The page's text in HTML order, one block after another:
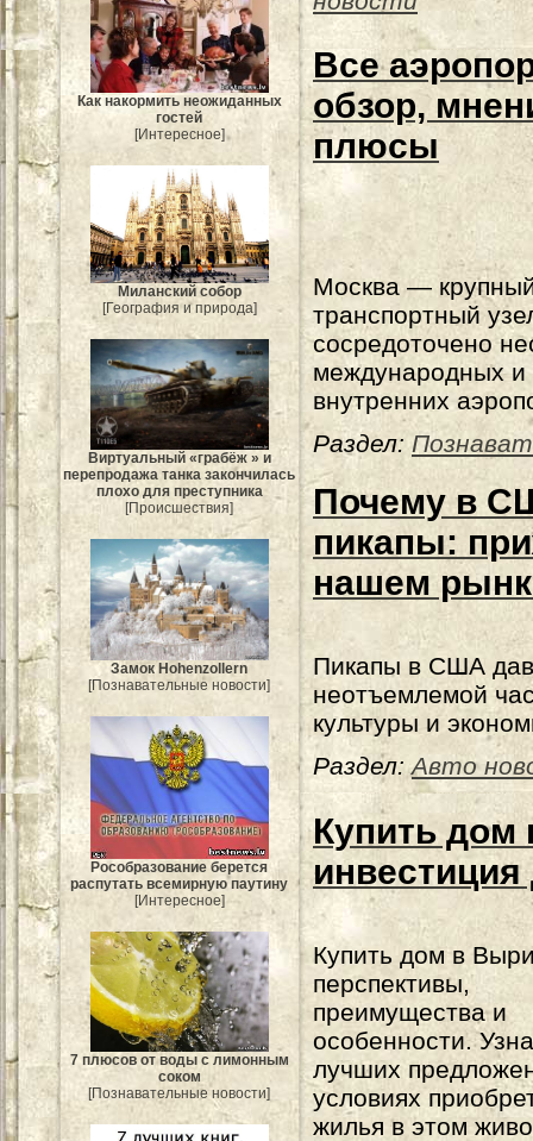
Как накормить неожиданных
гостей
[Интересное]
Миланский собор
[География и природа]
Виртуальный «грабёж » и
перепродажа танка закончилась
плохо для преступника
[Происшествия]
Замок Hohenzollern
[Познавательные новости]
Рособразование берется
распутать всемирную паутину
[Интересное]
7 плюсов от воды с лимонным
соком
[Познавательные новости]
Все
обзор,
плюсы
Москва —
транспортный
сосредоточено
международных и
внутренних
Раздел:
Почему в
пикапы:
нашем
Пикапы в США
неотъемлемой
культуры и
Раздел: Авто
Купить дом
Купить дом в
перспективы,
преимущества и
особенности.
лучших
условиях
жилья в этом